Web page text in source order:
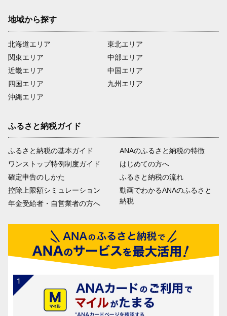
地域から探す
北海道エリア
関東エリア
近畿エリア
四国エリア
沖縄エリア
東北エリア
中部エリア
中国エリア
九州エリア
ふるさと納税ガイド
ふるさと納税の基本ガイド
ワンストップ特例制度ガイド
確定申告のしかた
控除上限額シミュレーション
年金受給者・自営業者の方へ
ANAのふるさと納税の特徴
はじめての方へ
ふるさと納税の流れ
動画でわかるANAのふるさと
納税